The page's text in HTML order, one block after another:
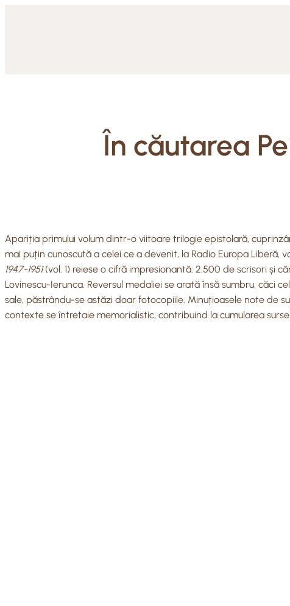
În căutarea
Apariția primului volum dintr-o viitoare trilogie epistolară,
mai puțin cunoscută a celei ce a devenit, la Radio Europa
1947-1951(vol. 1) reiese o cifră impresionantă: 2.500 de scrisori și
Lovinescu-Ierunca. Reversul medaliei se arată însă sumbru, căci
sale, păstrându-se astăzi doar fotocopiile. Minuțioasele note de
contexte se întretaie memorialistic, contribuind la cumularea